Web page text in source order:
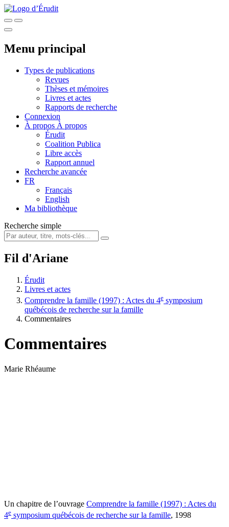
Menu principal
Types de publications
Revues
Thèses et mémoires
Livres et actes
Rapports de recherche
Connexion
À propos À propos
Érudit
Coalition Publica
Libre accès
Rapport annuel
Recherche avancée
FR
Français
English
Ma bibliothèque
Recherche simple
Fil d'Ariane
Érudit
Livres et actes
Comprendre la famille (1997) : Actes du 4e symposium
québécois de recherche sur la famille
Commentaires
Commentaires
Marie Rhéaume
Un chapitre de l’ouvrage Comprendre la famille (1997) : Actes du
4e symposium québécois de recherche sur la famille, 1998